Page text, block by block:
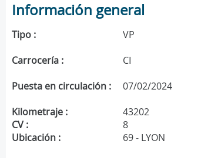
Información general
Tipo : VP
Carrocería : CI
Puesta en circulación :
07/02/2024
Kilometraje :
43202
CV :
8
Ubicación :
69 - LYON